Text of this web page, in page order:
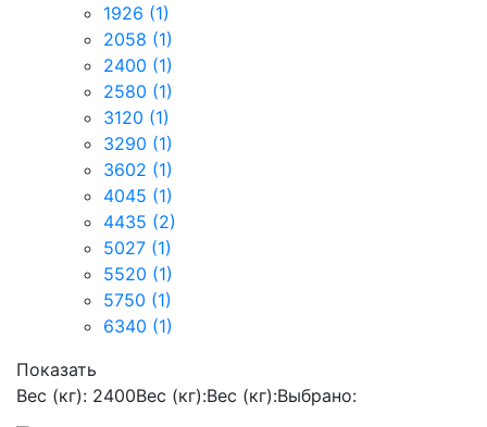
1926 (1)
2058 (1)
2400 (1)
2580 (1)
3120 (1)
3290 (1)
3602 (1)
4045 (1)
4435 (2)
5027 (1)
5520 (1)
5750 (1)
6340 (1)
Показать
Вес (кг): 2400Вес (кг):Вес (кг):Выбрано: